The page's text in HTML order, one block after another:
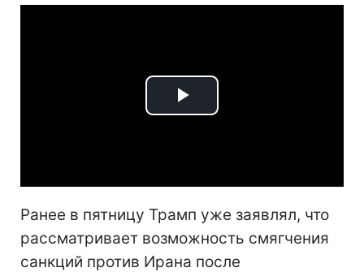
Play
Ранее в пятницу Трамп уже заявлял, что
рассматривает возможность смягчения
санкций против Ирана после